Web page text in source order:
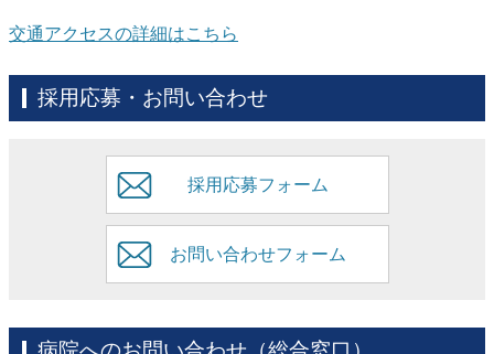
交通アクセスの詳細はこちら
採用応募・お問い合わせ
採用応募フォーム
お問い合わせフォーム